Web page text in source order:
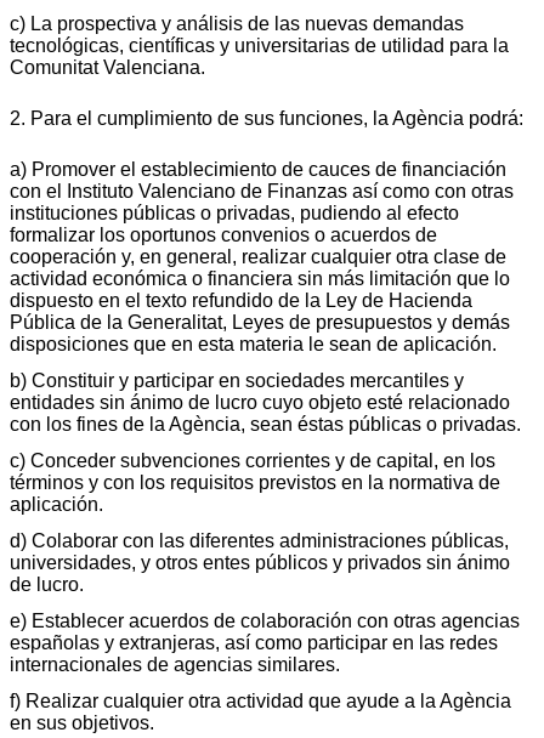
c) La prospectiva y análisis de las nuevas demandas
tecnológicas, científicas y universitarias de utilidad para la
Comunitat Valenciana.
2. Para el cumplimiento de sus funciones, la Agència podrá:
a) Promover el establecimiento de cauces de financiación
con el Instituto Valenciano de Finanzas así como con otras
instituciones públicas o privadas, pudiendo al efecto
formalizar los oportunos convenios o acuerdos de
cooperación y, en general, realizar cualquier otra clase de
actividad económica o financiera sin más limitación que lo
dispuesto en el texto refundido de la Ley de Hacienda
Pública de la Generalitat, Leyes de presupuestos y demás
disposiciones que en esta materia le sean de aplicación.
b) Constituir y participar en sociedades mercantiles y
entidades sin ánimo de lucro cuyo objeto esté relacionado
con los fines de la Agència, sean éstas públicas o privadas.
c) Conceder subvenciones corrientes y de capital, en los
términos y con los requisitos previstos en la normativa de
aplicación.
d) Colaborar con las diferentes administraciones públicas,
universidades, y otros entes públicos y privados sin ánimo
de lucro.
e) Establecer acuerdos de colaboración con otras agencias
españolas y extranjeras, así como participar en las redes
internacionales de agencias similares.
f) Realizar cualquier otra actividad que ayude a la Agència
en sus objetivos.